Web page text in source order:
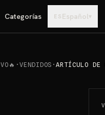
Categorías ES Español▾
· VENDIDOS ·ARTÍCULO DE